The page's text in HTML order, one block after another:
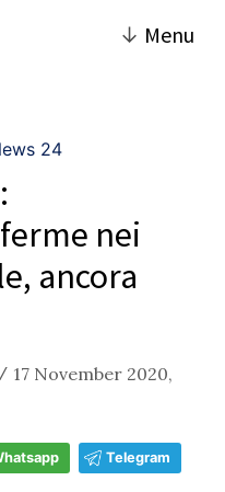
↓ Menu
24
nei
ancora
/ 17 November 2020,
Telegram